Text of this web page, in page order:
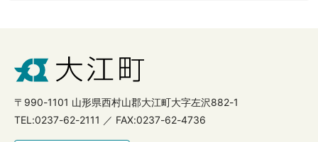
〒990-1101 山形県西村山郡大江町大字左沢882-1
TEL:0237-62-2111 ／ FAX:0237-62-4736